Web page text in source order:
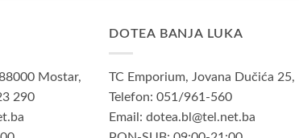
Mostar,
290
DOTEA BANJA LUKA
TC Emporium, Jovana Dučića 25,
Telefon: 051/961-560
Email: dotea.bl@tel.net.ba